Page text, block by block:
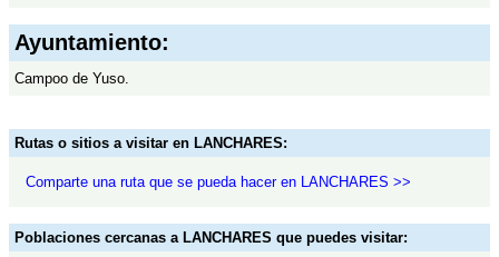
Ayuntamiento:
Campoo de Yuso.
Rutas o sitios a visitar en LANCHARES:
Comparte una ruta que se pueda hacer en LANCHARES >>
Poblaciones cercanas a LANCHARES que puedes visitar: